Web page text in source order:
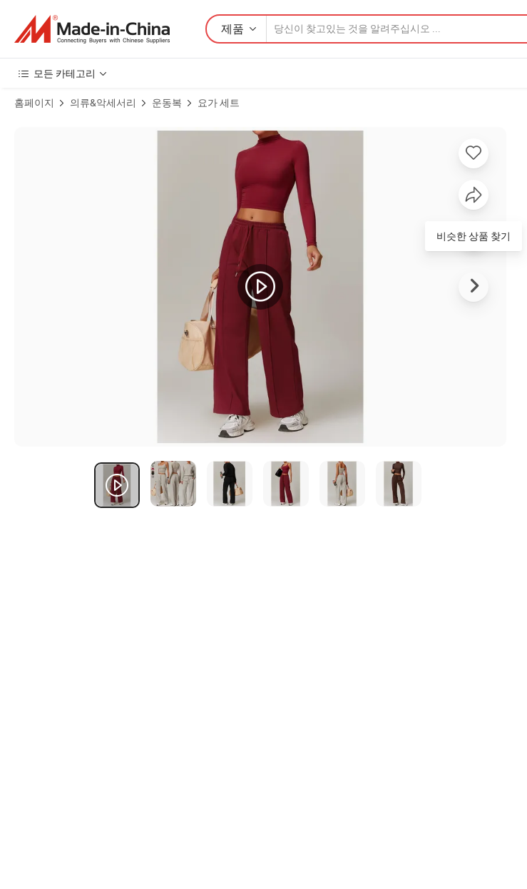
제품
모든 카테고리
홈페이지 의류&악세서리 운동복 요가 세트
여성 와이드 레그 스웨트팬츠 긴 소매 셔츠 후드티 피트니스 편안한 레저 의류 스포츠웨어 제품 이미지
비슷한 상품 찾기